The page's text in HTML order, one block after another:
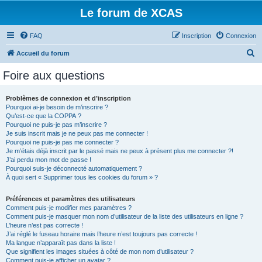
Le forum de XCAS
FAQ Connexion
Inscription
Accueil du forum
Foire aux questions
Problèmes de connexion et d’inscription
Pourquoi ai-je besoin de m’inscrire ?
Qu’est-ce que la COPPA ?
Pourquoi ne puis-je pas m’inscrire ?
Je suis inscrit mais je ne peux pas me connecter !
Pourquoi ne puis-je pas me connecter ?
Je m’étais déjà inscrit par le passé mais ne peux à présent plus me connecter ?!
J’ai perdu mon mot de passe !
Pourquoi suis-je déconnecté automatiquement ?
À quoi sert « Supprimer tous les cookies du forum » ?
Préférences et paramètres des utilisateurs
Comment puis-je modifier mes paramètres ?
Comment puis-je masquer mon nom d’utilisateur de la liste des utilisateurs en ligne ?
L’heure n’est pas correcte !
J’ai réglé le fuseau horaire mais l’heure n’est toujours pas correcte !
Ma langue n’apparaît pas dans la liste !
Que signifient les images situées à côté de mon nom d’utilisateur ?
Comment puis-je afficher un avatar ?